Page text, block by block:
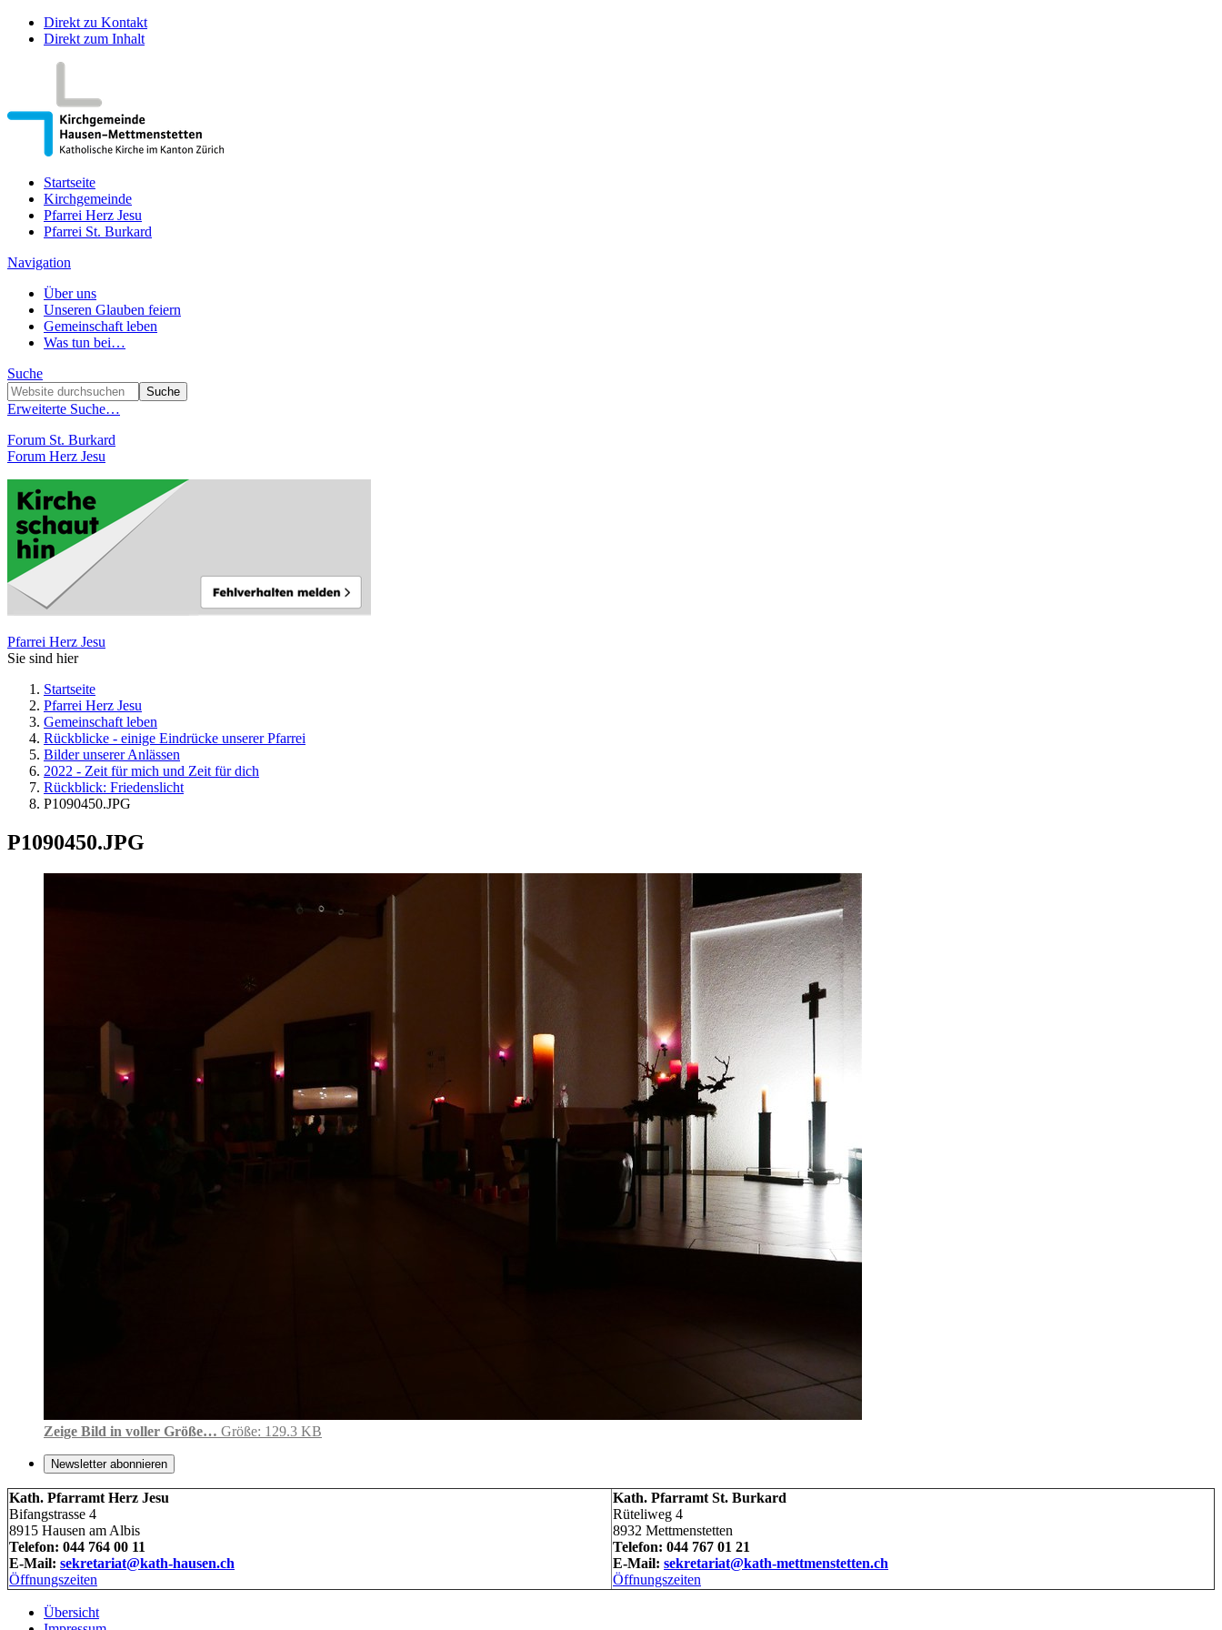
Direkt zu Kontakt
Direkt zum Inhalt
Startseite
Kirchgemeinde
Pfarrei Herz Jesu
Pfarrei St. Burkard
Navigation
Über uns
Unseren Glauben feiern
Gemeinschaft leben
Was tun bei…
Suche
Erweiterte Suche…
Forum St. Burkard
Forum Herz Jesu
Pfarrei Herz Jesu
Sie sind hier
Startseite
Pfarrei Herz Jesu
Gemeinschaft leben
Rückblicke - einige Eindrücke unserer Pfarrei
Bilder unserer Anlässen
2022 - Zeit für mich und Zeit für dich
Rückblick: Friedenslicht
P1090450.JPG
P1090450.JPG
Zeige Bild in voller Größe… Größe: 129.3 KB
Newsletter abonnieren
Kath. Pfarramt Herz Jesu
Bifangstrasse 4
8915 Hausen am Albis
Telefon: 044 764 00 11
E-Mail: sekretariat@kath-hausen.ch
Öffnungszeiten
Kath. Pfarramt St. Burkard
Rüteliweg 4
8932 Mettmenstetten
Telefon: 044 767 01 21
E-Mail: sekretariat@kath-mettmenstetten.ch
Öffnungszeiten
Übersicht